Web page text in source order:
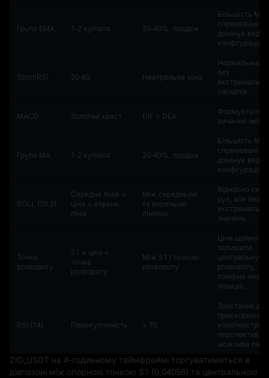
Група ЕМА 1‑2 купівля 20‑40%, продаж
Більшість MA
спрямовані
домінує
конфігурація.
StochRSI 20‑80 Нейтральна зона
Нормальний
без
сигналів.
MACD Золотий хрест DIF > DEA
Формується
бичачий
Група МА 1‑2 купівля 20‑40%, продаж
Більшість MA
спрямовані
домінує
конфігурація.
BOLL (20,2)
Середня лінія <
ціна ≤ верхня
лінія
Між середньою
та верхньою
лініями
Відносно
рух, але без
значень.
Точка
розвороту
S1 ≤ ціна <
точка
розвороту
Між S1 і точкою
розвороту
Ціна щойно
залишила
центральну
розвороту,
помірно
позиція.
RSI (14) Перекупленість > 70
Зростання
перспективі
можлива
ZIG_USDT на 4-годинному таймфреймі торгуватиметься в
діапазоні між опорною точкою S1 (0,04056) та центральною